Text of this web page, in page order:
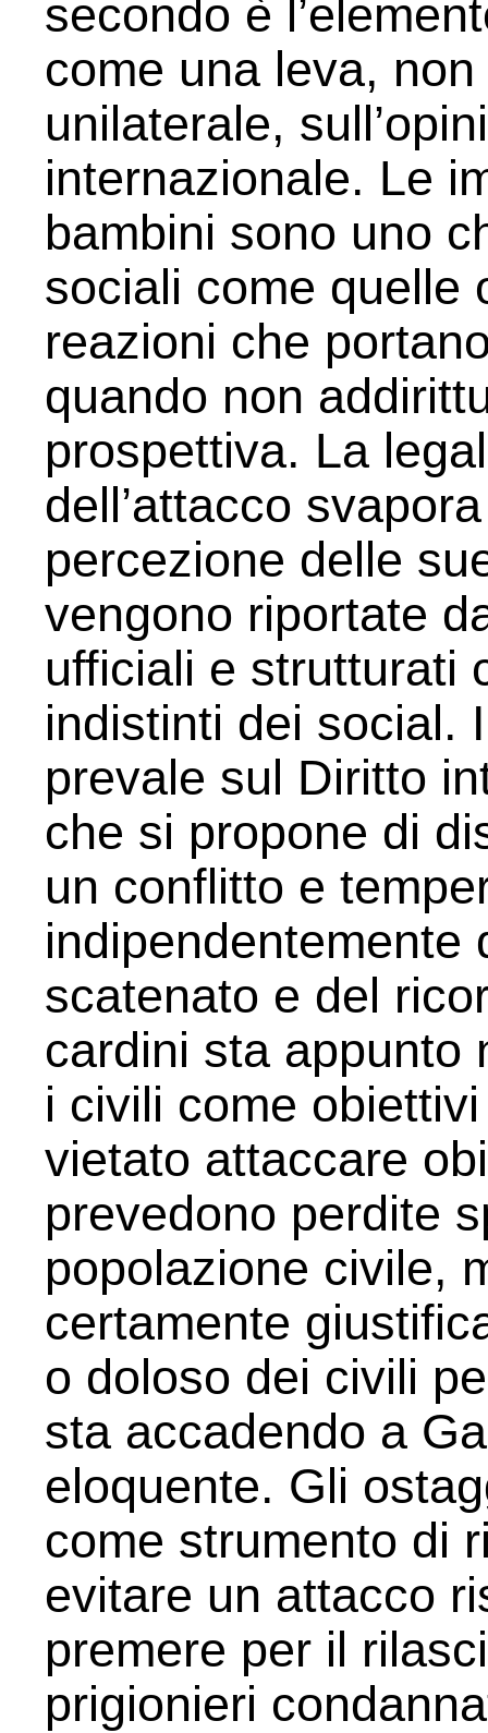
secondo è
come una leva,
unilaterale,
internazionale. Le
bambini sono uno
sociali come quelle
reazioni che
quando non
prospettiva. La
dell’attacco
percezione delle
vengono riportate
ufficiali e strutturati
indistinti dei social.
prevale sul Diritto
che si propone di
un conflitto e
indipendentemente
scatenato e del
cardini sta appunto
i civili come
vietato attaccare
prevedono perdite
popolazione civile,
certamente
o doloso dei civili
sta accadendo a
eloquente. Gli
come strumento di
evitare un attacco
premere per il
prigionieri